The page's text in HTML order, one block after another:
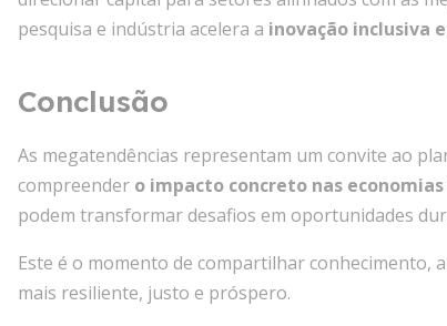
pesquisa e indústria acelera a inovação inclusiva
Conclusão
As megatendências representam um convite ao
compreender o impacto concreto nas
podem transformar desafios em oportunidades
Este é o momento de compartilhar
mais resiliente, justo e próspero.